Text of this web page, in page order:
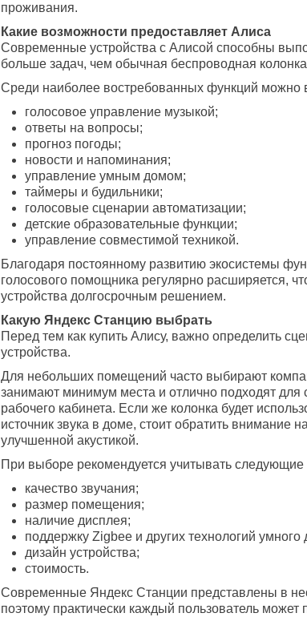
проживания.
Какие возможности предоставляет Алиса
Современные устройства с Алисой способны
больше задач, чем обычная беспроводная
Среди наиболее востребованных функций можно
голосовое управление музыкой;
ответы на вопросы;
прогноз погоды;
новости и напоминания;
управление умным домом;
таймеры и будильники;
голосовые сценарии автоматизации;
детские образовательные функции;
управление совместимой техникой.
Благодаря постоянному развитию экосистемы
голосового помощника регулярно расширяется,
устройства долгосрочным решением.
Какую Яндекс Станцию выбрать
Перед тем как купить Алису, важно определить
устройства.
Для небольших помещений часто выбирают
занимают минимум места и отлично подходят для
рабочего кабинета. Если же колонка будет
источник звука в доме, стоит обратить внимание
улучшенной акустикой.
При выборе рекомендуется учитывать
качество звучания;
размер помещения;
наличие дисплея;
поддержку Zigbee и других технологий умного
дизайн устройства;
стоимость.
Современные Яндекс Станции представлены в
поэтому практически каждый пользователь может